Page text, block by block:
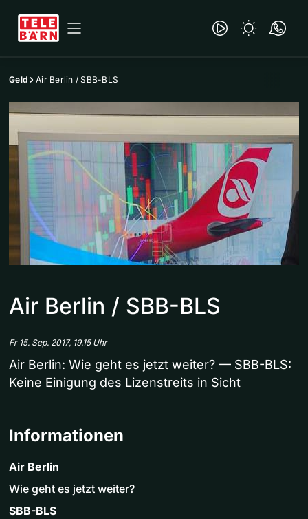
Geld Air Berlin / SBB-BLS
Air Berlin / SBB-BLS
Fr 15. Sep. 2017, 19.15 Uhr
Air Berlin: Wie geht es jetzt weiter? — SBB-BLS:
Keine Einigung des Lizenstreits in Sicht
Informationen
Air Berlin
Wie geht es jetzt weiter?
SBB-BLS